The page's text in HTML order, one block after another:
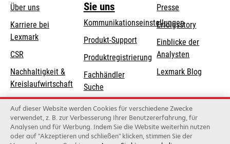
Über uns
Karriere bei
Lexmark
CSR
Nachhaltigkeit &
Kreislaufwirtschaft
Lexmark-Partner
Sie uns
Kommunikationseinstellungen
wird
in
einer
neuen
Registerkarte
geöffnet
Produkt-Supportwird
einer
neuen
geöffnet
Produktregistrierung
Fachhändler
Suche
Lexmark
Distributoren
Presse
Erfolgsstory
Einblicke der
Analysten
Lexmark Blog
Auf dieser Website werden Cookies für verschiedene Zwecke
verwendet, z. B. zur Verbesserung Ihrer Benutzererfahrung, für
Analysen und für Werbung. Indem Sie die Website weiterhin nutzen
oder auf "Akzeptieren und schließen" klicken, stimmen Sie der